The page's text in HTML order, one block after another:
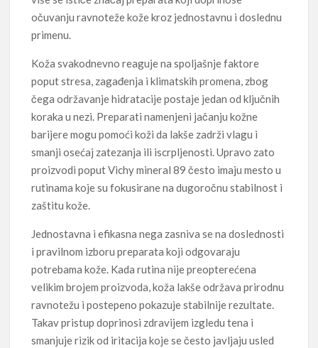
očuvanju ravnoteže kože kroz jednostavnu i doslednu
primenu.
Koža svakodnevno reaguje na spoljašnje faktore
poput stresa, zagađenja i klimatskih promena, zbog
čega održavanje hidratacije postaje jedan od ključnih
koraka u nezi. Preparati namenjeni jačanju kožne
barijere mogu pomoći koži da lakše zadrži vlagu i
smanji osećaj zatezanja ili iscrpljenosti. Upravo zato
proizvodi poput Vichy mineral 89 često imaju mesto u
rutinama koje su fokusirane na dugoročnu stabilnost i
zaštitu kože.
Jednostavna i efikasna nega zasniva se na doslednosti
i pravilnom izboru preparata koji odgovaraju
potrebama kože. Kada rutina nije preopterećena
velikim brojem proizvoda, koža lakše održava prirodnu
ravnotežu i postepeno pokazuje stabilnije rezultate.
Takav pristup doprinosi zdravijem izgledu tena i
smanjuje rizik od iritacija koje se često javljaju usled